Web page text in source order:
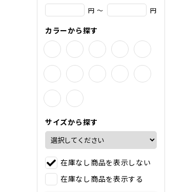
円 ～ 円
カラーから探す
サイズから探す
在庫なし商品を表示しない
在庫なし商品を表示する